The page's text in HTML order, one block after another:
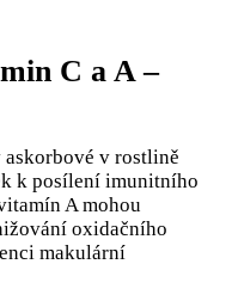
C a A –
v rostlině
k posílení imunitního
A mohou
oxidačního
makulární